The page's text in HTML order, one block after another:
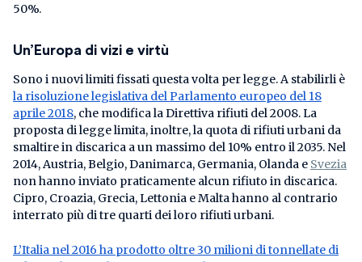
50%.
Un’Europa di vizi e virtù
Sono i nuovi limiti fissati questa volta per legge. A stabilirli è
la risoluzione legislativa del Parlamento europeo del 18
aprile 2018, che modifica la Direttiva rifiuti del 2008. La
proposta di legge limita, inoltre, la quota di rifiuti urbani da
smaltire in discarica a un massimo del 10% entro il 2035. Nel
2014, Austria, Belgio, Danimarca, Germania, Olanda e Svezia
non hanno inviato praticamente alcun rifiuto in discarica.
Cipro, Croazia, Grecia, Lettonia e Malta hanno al contrario
interrato più di tre quarti dei loro rifiuti urbani.
L’Italia nel 2016 ha prodotto oltre 30 milioni di tonnellate di